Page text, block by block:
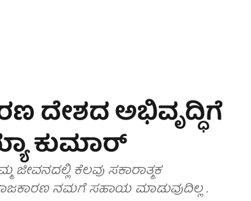
ದೇಶದ ಅಭಿವೃದ್ಧಿಗೆ
ಕುಮಾರ್
ಜೀವನದಲ್ಲಿ ಕೆಲವು ಸಕಾರಾತ್ಮಕ
ನಮಗೆ ಸಹಾಯ ಮಾಡುವುದಿಲ್ಲ .